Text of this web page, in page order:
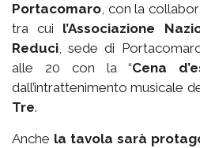
Portacomaro, con la
tra cui l’Associazione
Reduci, sede di
alle 20 con la “Cena
dall’intrattenimento musicale
Tre.
Anche la tavola sarà